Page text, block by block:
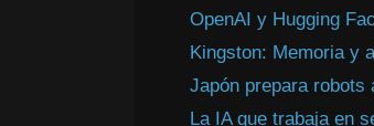
OpenAI y Hugging
Kingston: Memoria y
Japón prepara robots
La IA que trabaja en